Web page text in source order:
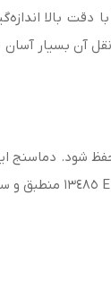
مقدار درجه حرارت در محدوده اندازه‌گیری
آن بسیار آسان